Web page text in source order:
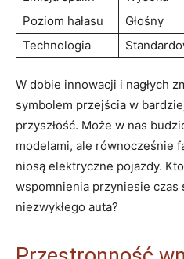
Poziom hałasu
Głośny
Technologia
W dobie innowacji ‍i nagłych
symbolem przejścia w
przyszłość.⁢ Może w ⁤nas
modelami, ale równocześnie
niosą elektryczne pojazdy.
wspomnienia przyniesie czas
niezwykłego auta?